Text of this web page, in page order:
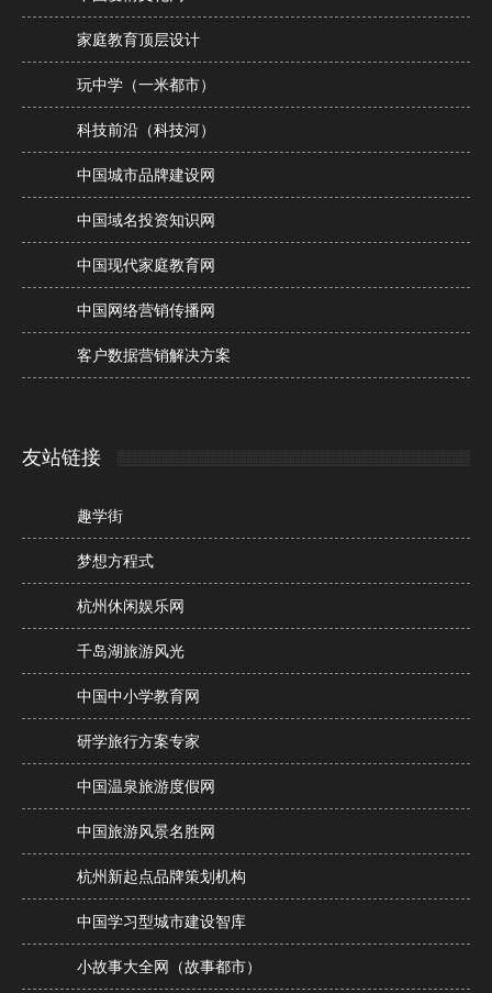
家庭教育顶层设计
玩中学（一米都市）
科技前沿（科技河）
中国城市品牌建设网
中国域名投资知识网
中国现代家庭教育网
中国网络营销传播网
客户数据营销解决方案
友站链接
趣学街
梦想方程式
杭州休闲娱乐网
千岛湖旅游风光
中国中小学教育网
研学旅行方案专家
中国温泉旅游度假网
中国旅游风景名胜网
杭州新起点品牌策划机构
中国学习型城市建设智库
小故事大全网（故事都市）